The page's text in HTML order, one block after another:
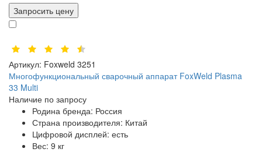
Запросить цену
Артикул: Foxweld 3251
Многофункциональный сварочный аппарат FoxWeld Plasma
33 Multi
Наличие по запросу
Родина бренда: Россия
Страна производителя: Китай
Цифровой дисплей: есть
Вес: 9 кг